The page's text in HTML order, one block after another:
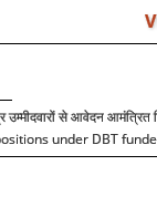
उम्मीदवारों से आवेदन
under DBT